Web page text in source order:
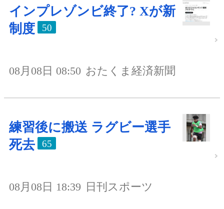
インプレゾンビ終了? Xが新
制度
50
08月08日 08:50 おたくま経済新聞
練習後に搬送 ラグビー選手
死去
65
08月08日 18:39 日刊スポーツ